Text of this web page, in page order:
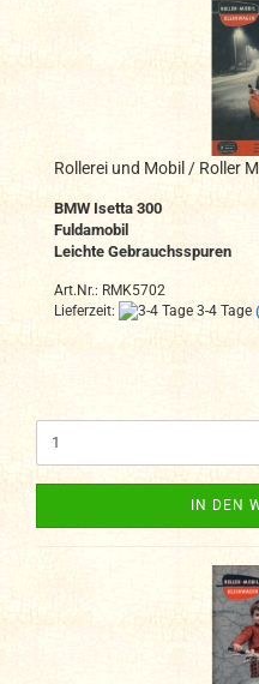
Rollerei und Mobil / Roller
BMW Isetta 300
Fuldamobil
Leichte Gebrauchsspuren
Art.Nr.: RMK5702
Lieferzeit:
3-4 Tage
IN DEN